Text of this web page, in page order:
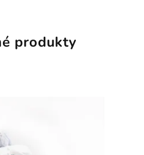
produkty